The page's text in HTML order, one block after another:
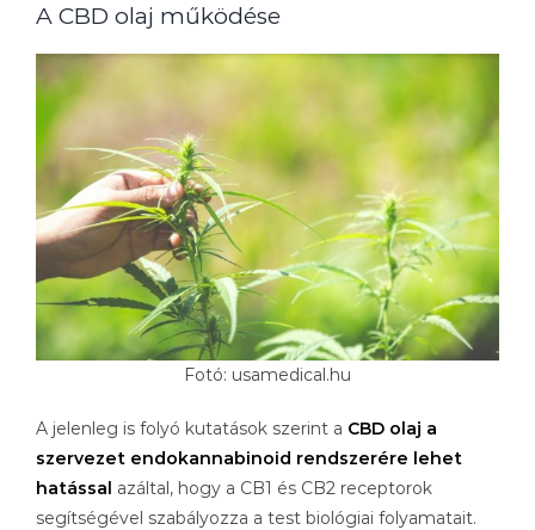
A CBD olaj működése
Fotó: usamedical.hu
A jelenleg is folyó kutatások szerint a CBD olaj a
szervezet endokannabinoid rendszerére lehet
hatással azáltal, hogy a CB1 és CB2 receptorok
segítségével szabályozza a test biológiai folyamatait.